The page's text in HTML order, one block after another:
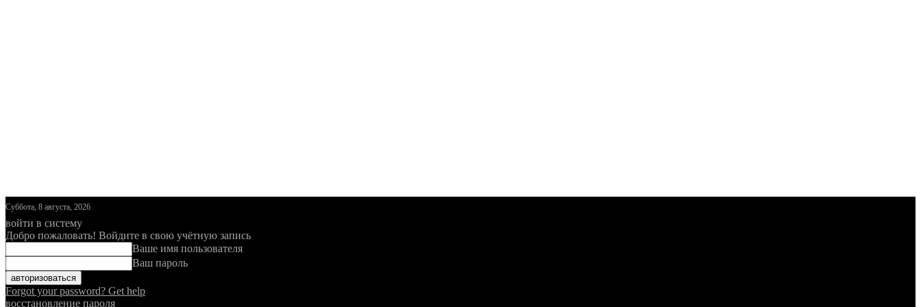
Суббота, 8 августа, 2026
войти в систему
Добро пожаловать! Войдите в свою учётную запись
Ваше имя пользователя
Ваш пароль
Forgot your password? Get help
восстановление пароля